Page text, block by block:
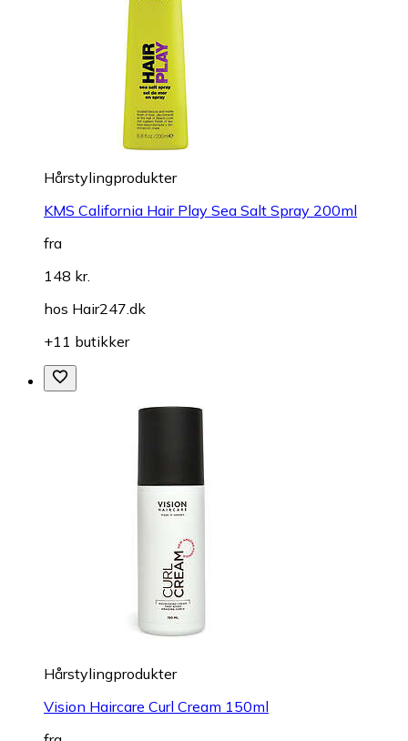
Hårstylingprodukter
KMS California Hair Play Sea Salt Spray 200ml
fra
148 kr.
hos Hair247.dk
+11 butikker
Hårstylingprodukter
Vision Haircare Curl Cream 150ml